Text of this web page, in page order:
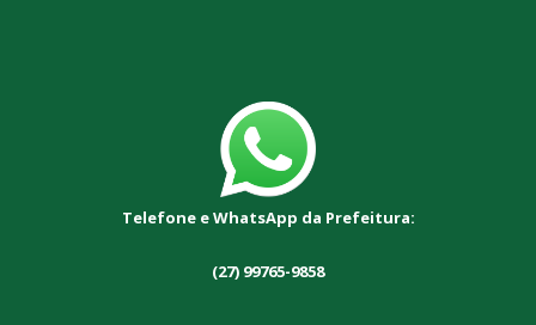
Telefone e WhatsApp da Prefeitura:
(27) 99765-9858